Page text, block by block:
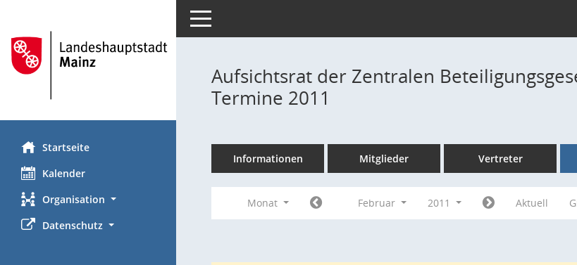
Startseite
Kalender
Organisation
Datenschutz
Toggle navigation
Aufsichtsrat der Zentralen
Termine 2011
Informationen Mitglieder Vertreter
Monat Februar 2011 Aktuell